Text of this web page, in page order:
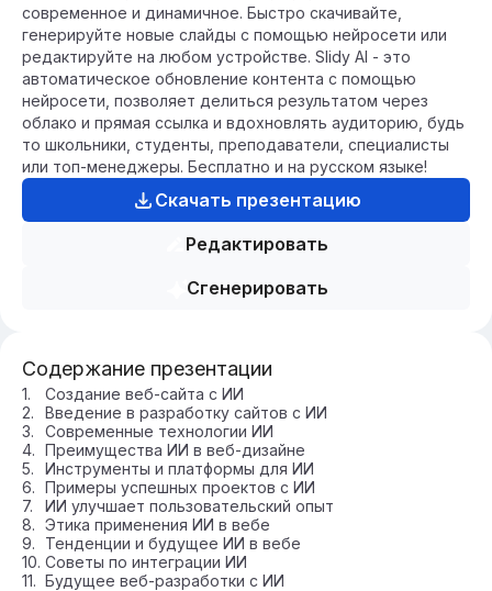
современное и динамичное. Быстро скачивайте,
генерируйте новые слайды с помощью нейросети или
редактируйте на любом устройстве. Slidy AI - это
автоматическое обновление контента с помощью
нейросети, позволяет делиться результатом через
облако и прямая ссылка и вдохновлять аудиторию, будь
то школьники, студенты, преподаватели, специалисты
или топ-менеджеры. Бесплатно и на русском языке!
Скачать презентацию
Редактировать
Сгенерировать
Содержание презентации
Создание веб-сайта с ИИ
Введение в разработку сайтов с ИИ
Современные технологии ИИ
Преимущества ИИ в веб-дизайне
Инструменты и платформы для ИИ
Примеры успешных проектов с ИИ
ИИ улучшает пользовательский опыт
Этика применения ИИ в вебе
Тенденции и будущее ИИ в вебе
Советы по интеграции ИИ
Будущее веб-разработки с ИИ